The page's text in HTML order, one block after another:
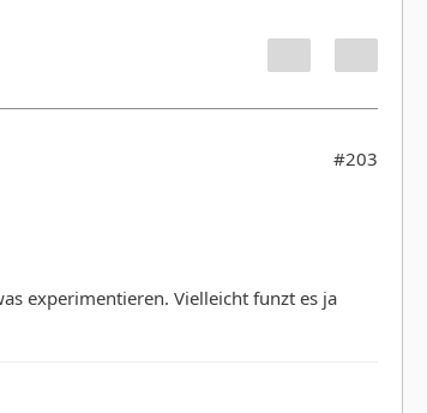
#203
experimentieren. Vielleicht funzt es ja